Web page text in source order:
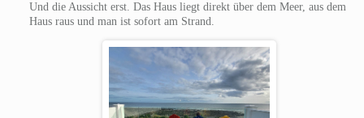
Und die Aussicht erst. Das Haus liegt direkt über dem Meer, aus dem
Haus raus und man ist sofort am Strand.